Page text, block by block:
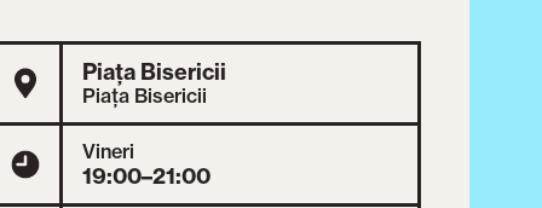
Piața Bisericii
Piața Bisericii
Vineri
19:00–21:00